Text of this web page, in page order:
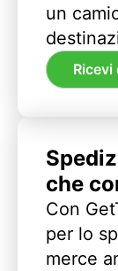
un
che
Con
per lo
merce